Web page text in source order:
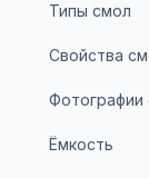
Типы смол
Свойства
Фотографии
Ёмкость